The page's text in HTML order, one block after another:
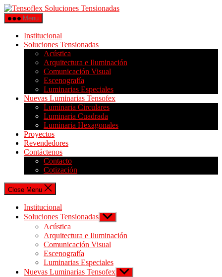
Menu
Institucional
Soluciones Tensionadas
Acústica
Arquitectura e Iluminación
Comunicación Visual
Escenografía
Luminarias Especiales
Nuevas Luminarias Tensofex
Luminaria Circulares
Luminaria Cuadrada
Luminaria Hexagonales
Proyectos
Revendedores
Contáctenos
Contacto
Cotización
Close Menu
Institucional
Soluciones Tensionadas
Acústica
Arquitectura e Iluminación
Comunicación Visual
Escenografía
Luminarias Especiales
Nuevas Luminarias Tensofex